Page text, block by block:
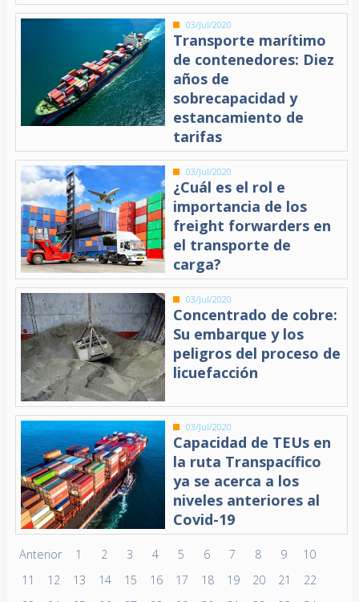
03/Jul/2020
Transporte marítimo
de contenedores: Diez
años de
sobrecapacidad y
estancamiento de
tarifas
03/Jul/2020
¿Cuál es el rol e
importancia de los
freight forwarders en
el transporte de
carga?
03/Jul/2020
Concentrado de cobre:
Su embarque y los
peligros del proceso de
licuefacción
03/Jul/2020
Capacidad de TEUs en
la ruta Transpacífico
ya se acerca a los
niveles anteriores al
Covid-19
Anterior 1 2 3 4 5 6 7 8 9
10
11
12 13 14 15 16 17 18 19 20 21
22